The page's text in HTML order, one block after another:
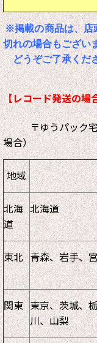
※掲載の商品は、店
切れの場合もござい
どうぞご了承くだ
【レコード発送の場
〒ゆうパック宅急
場合）
地域
北海
道
北海道
東北 青森、岩手、
関東 東京、茨城、
川、山梨